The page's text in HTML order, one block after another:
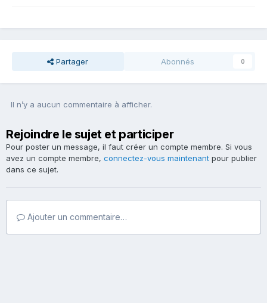
Partager Abonnés 0
Il n’y a aucun commentaire à afficher.
Rejoindre le sujet et participer
Pour poster un message, il faut créer un compte membre. Si vous
avez un compte membre, connectez-vous maintenant pour publier
dans ce sujet.
Ajouter un commentaire…